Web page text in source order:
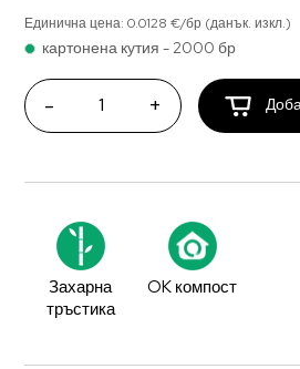
Единична цена: 0.0128 €/бр (данък. изкл.)
картонена кутия - 2000 бр
- +
Захарна
тръстика
OK компост